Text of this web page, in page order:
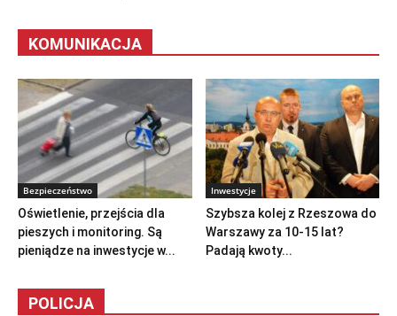
KOMUNIKACJA
Bezpieczeństwo
Oświetlenie, przejścia dla
pieszych i monitoring. Są
pieniądze na inwestycje w...
Inwestycje
Szybsza kolej z Rzeszowa do
Warszawy za 10-15 lat?
Padają kwoty...
POLICJA